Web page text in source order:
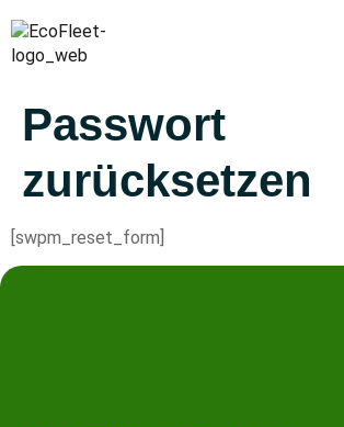
Passwort
zurücksetzen
[swpm_reset_form]